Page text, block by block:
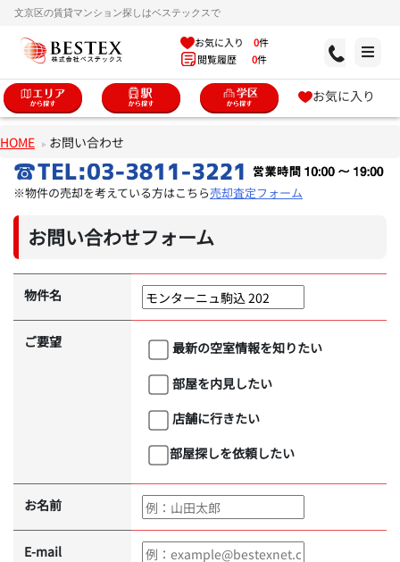
文京区の賃貸マンション探しはベステックスで
お気に入り 0件
閲覧履歴 0件
お気に入り
HOME お問い合わせ
※物件の売却を考えている方はこちら売却査定フォーム
お問い合わせフォーム
物件名
ご要望
最新の空室情報を知りたい
部屋を内見したい
店舗に行きたい
部屋探しを依頼したい
お名前
E-mail